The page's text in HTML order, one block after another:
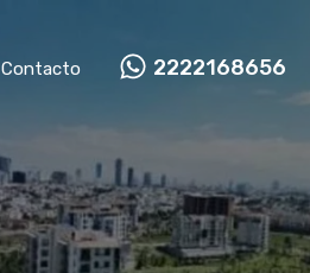
Contacto 2222168656